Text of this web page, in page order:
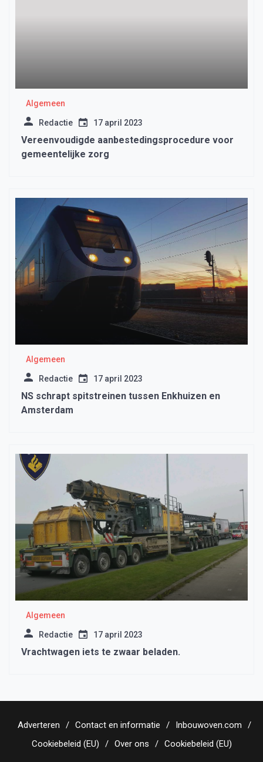
Algemeen
Redactie 17 april 2023
Vereenvoudigde aanbestedingsprocedure voor
gemeentelijke zorg
Algemeen
Redactie 17 april 2023
NS schrapt spitstreinen tussen Enkhuizen en
Amsterdam
Algemeen
Redactie 17 april 2023
Vrachtwagen iets te zwaar beladen.
Adverteren Contact en informatie
Inbouwoven.com
Cookiebeleid (EU)
Over ons Cookiebeleid (EU)